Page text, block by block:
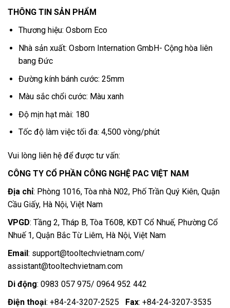
THÔNG TIN SẢN PHẨM
Thương hiệu: Osborn Eco
Nhà sản xuất: Osborn Internation GmbH- Cộng hòa liên
bang Đức
Đường kính bánh cước: 25mm
Màu sắc chổi cước: Màu xanh
Độ mịn hạt mài: 180
Tốc độ làm việc tối đa: 4,500 vòng/phút
Vui lòng liên hệ để được tư vấn:
CÔNG TY CỔ PHẦN CÔNG NGHỆ PAC VIỆT NAM
Địa chỉ: Phòng 1016, Tòa nhà N02, Phố Trần Quý Kiên, Quận
Cầu Giấy, Hà Nội, Việt Nam
VPGD: Tầng 2, Tháp B, Tòa T608, KĐT Cổ Nhuế, Phường Cổ
Nhuế 1, Quận Bắc Từ Liêm, Hà Nội, Việt Nam
Email: support@tooltechvietnam.com/
assistant@tooltechvietnam.com
Di động: 0983 057 975/ 0964 952 442
Điện thoại: +84-24-3207-2525 Fax: +84-24-3207-3535